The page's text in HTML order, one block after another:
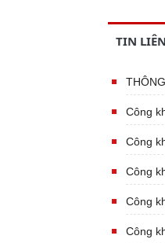
TIN
Công
Công
Công
Công
Công